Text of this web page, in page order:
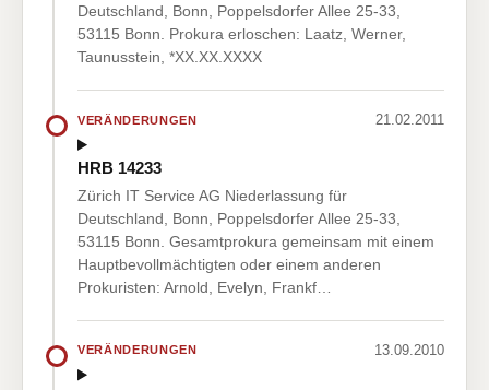
Deutschland, Bonn, Poppelsdorfer Allee 25-33,
53115 Bonn. Prokura erloschen: Laatz, Werner,
Taunusstein, *XX.XX.XXXX
VERÄNDERUNGEN 21.02.2011
HRB 14233
Zürich IT Service AG Niederlassung für
Deutschland, Bonn, Poppelsdorfer Allee 25-33,
53115 Bonn. Gesamtprokura gemeinsam mit einem
Hauptbevollmächtigten oder einem anderen
Prokuristen: Arnold, Evelyn, Frankf…
VERÄNDERUNGEN 13.09.2010